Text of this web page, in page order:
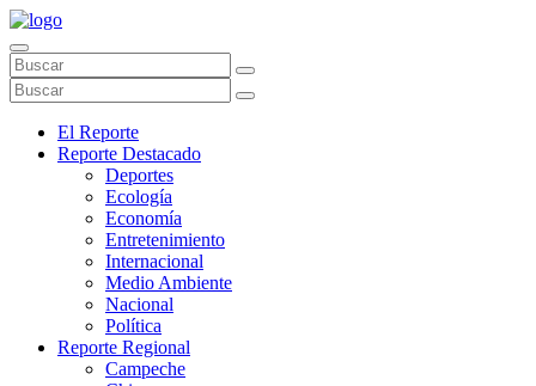
El Reporte
Reporte Destacado
Deportes
Ecología
Economía
Entretenimiento
Internacional
Medio Ambiente
Nacional
Política
Reporte Regional
Campeche